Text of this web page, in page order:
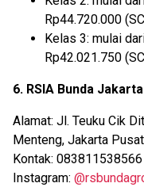
Rp44.720.000
Kelas 3: mulai
Rp42.021.750
6. RSIA Bunda Jakarta
Alamat: Jl. Teuku Cik
Menteng, Jakarta Pusat
Kontak: 083811538566
Instagram: